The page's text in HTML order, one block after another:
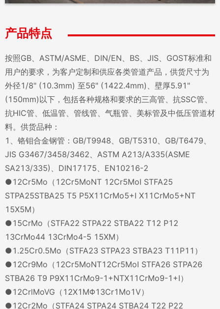
产品特点
按照GB、ASTM/ASME、DIN/EN、BS、JIS、GOST标准和
用户的要求，为客户定制和供应各类管道产品，供货尺寸为
外径1/8" (10.3mm) 至56" (1422.4mm)、壁厚5.91"
(150mm)以下，包括各种规格和要求的三高管、抗SSC管、
抗HIC管、低温管、管线管、气瓶管、美标管及中低压管道材
料。供货品种：
1、铬钼合金钢管：GB/T9948、GB/T5310、GB/T6479、
JIS G3467/3458/3462、ASTM A213/A335(ASME
SA213/335)、DIN17175、EN10216-2
●12Cr5Mo（12Cr5MoNT 12Cr5MoI STFA25
STPA25STBA25 T5 P5X11CrMo5+I X11CrMo5+NT
15X5M）
●15CrMo（STFA22 STPA22 STBA22 T12 P12
13CrMo44 13CrMo4-5 15XM）
●1.25Cr0.5Mo（STFA23 STPA23 STBA23 T11P11）
●12Cr9Mo（12Cr5MoNT12Cr5MoI STFA26 STPA26
STBA26 T9 P9X11CrMo9-1+NTX11CrMo9-1+I）
●12CrlMoVG（12X1MΦ13Cr1Mo1V）
●12Cr2Mo（STFA24 STPA24 STBA24 T22 P22